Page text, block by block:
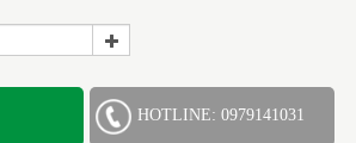
HOTLINE: 0979141031